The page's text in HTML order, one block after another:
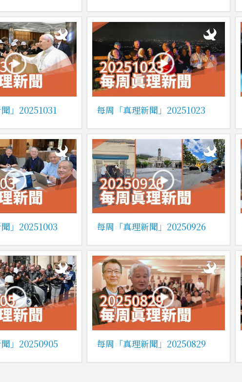
」20251031 每周「真理新聞」20251023
」20251003 每周「真理新聞」20250926
」20250905 每周「真理新聞」20250829